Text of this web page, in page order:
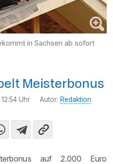
in Sachsen ab sofort
Meisterbonus
Uhr Autor: Redaktion
auf 2.000 Euro